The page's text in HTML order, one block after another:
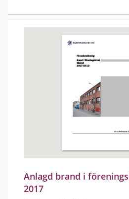
Anlagd brand i
2017